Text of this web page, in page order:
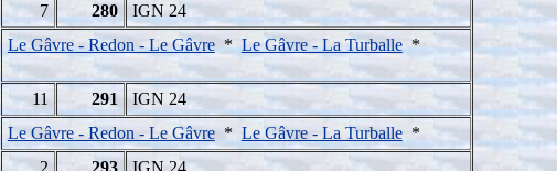
7 280
IGN 24
Le Gâvre - Redon - Le Gâvre*Le Gâvre - La Turballe*
11 291
IGN 24
Le Gâvre - Redon - Le Gâvre* Le Gâvre - La Turballe*